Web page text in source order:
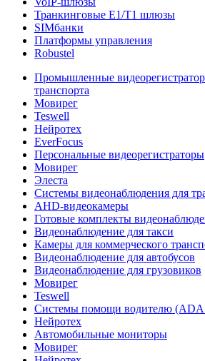
Транкинговые E1/T1 шлюзы
SIMбанки
Платформы управления
Robustel
Промышленные
транспорта
Мовирег
Teswell
Нейротех
EverFocus
Персональные видеорегистраторы
Мовирег
Элеста
Системы видеонаблюдения для
AHD-видеокамеры
Готовые комплекты
Видеонаблюдение для такси
Камеры для коммерческого
Видеонаблюдение для автобусов
Видеонаблюдение для грузовиков
Мовирег
Teswell
Системы помощи водителю
Нейротех
Автомобильные мониторы
Мовирег